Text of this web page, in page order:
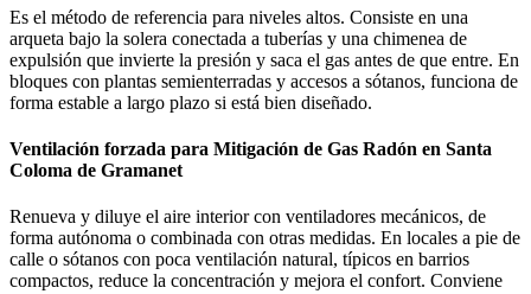
Es el método de referencia para niveles altos. Consiste en una
arqueta bajo la solera conectada a tuberías y una chimenea de
expulsión que invierte la presión y saca el gas antes de que entre. En
bloques con plantas semienterradas y accesos a sótanos, funciona de
forma estable a largo plazo si está bien diseñado.
Ventilación forzada para Mitigación de Gas Radón en Santa
Coloma de Gramanet
Renueva y diluye el aire interior con ventiladores mecánicos, de
forma autónoma o combinada con otras medidas. En locales a pie de
calle o sótanos con poca ventilación natural, típicos en barrios
compactos, reduce la concentración y mejora el confort. Conviene